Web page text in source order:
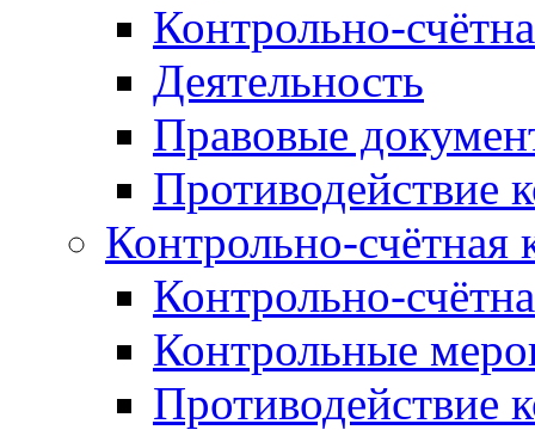
Контрольно-
Деятельность
Правовые
Противодействие
Контрольно-счётная
Контрольно-
Контрольные
Противодействие